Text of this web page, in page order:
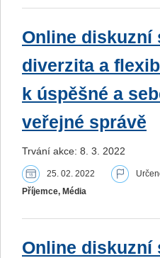
Online diskuzní
diverzita a
k úspěšné a
veřejné správě
Trvání akce: 8. 3. 2022
25. 02. 2022
Příjemce, Média
Online diskuzní